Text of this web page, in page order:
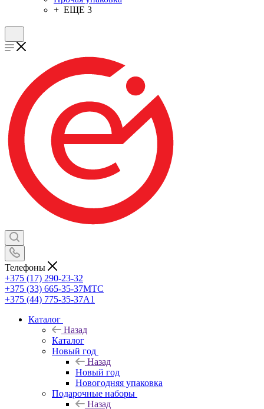
+ ЕЩЕ 3
Телефоны
+375 (17) 290-23-32
+375 (33) 665-35-37МТС
+375 (44) 775-35-37А1
Каталог
Назад
Каталог
Новый год
Назад
Новый год
Новогодняя упаковка
Подарочные наборы
Назад